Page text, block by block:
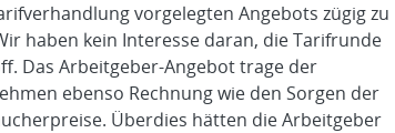
vorgelegten Angebots zügig zu
haben kein Interesse daran, die Tarifrunde
Das Arbeitgeber-Angebot trage der
ebenso Rechnung wie den Sorgen der
Überdies hätten die Arbeitgeber